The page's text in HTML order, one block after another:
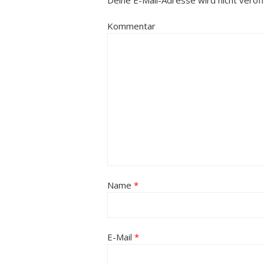
Kommentar
Name *
E-Mail *